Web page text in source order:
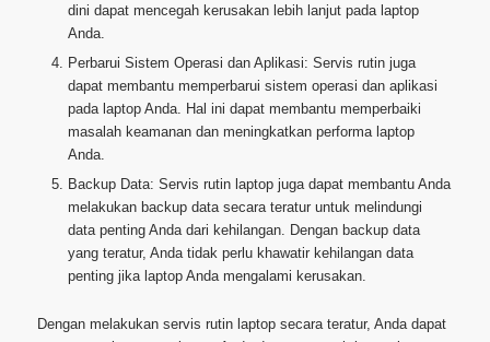
dini dapat mencegah kerusakan lebih lanjut pada laptop
Anda.
Perbarui Sistem Operasi dan Aplikasi: Servis rutin juga
dapat membantu memperbarui sistem operasi dan aplikasi
pada laptop Anda. Hal ini dapat membantu memperbaiki
masalah keamanan dan meningkatkan performa laptop
Anda.
Backup Data: Servis rutin laptop juga dapat membantu Anda
melakukan backup data secara teratur untuk melindungi
data penting Anda dari kehilangan. Dengan backup data
yang teratur, Anda tidak perlu khawatir kehilangan data
penting jika laptop Anda mengalami kerusakan.
Dengan melakukan servis rutin laptop secara teratur, Anda dapat